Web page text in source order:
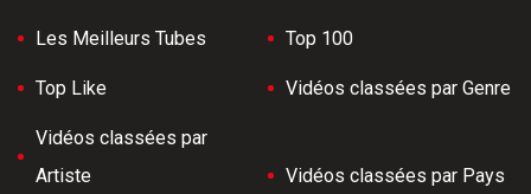
Les Meilleurs Tubes Top 100
Top Like Vidéos classées par Genre
Vidéos classées par
Artiste
Vidéos classées par Pays